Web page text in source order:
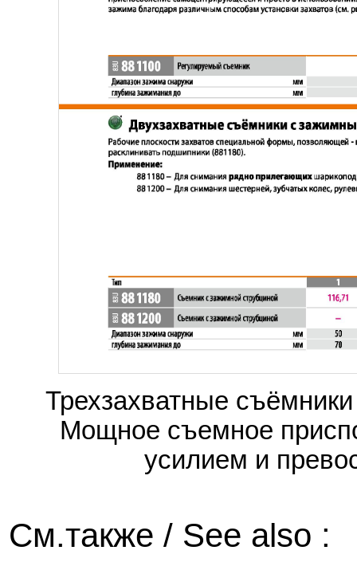
Трехзахватные
Мощное съемное
усилием и
См.также / See also :